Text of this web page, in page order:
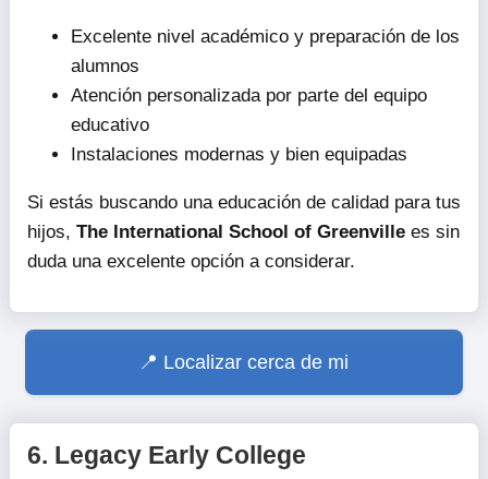
Excelente nivel académico y preparación de los
alumnos
Atención personalizada por parte del equipo
educativo
Instalaciones modernas y bien equipadas
Si estás buscando una educación de calidad para tus
hijos, The International School of Greenville es sin
duda una excelente opción a considerar.
Localizar cerca de mi
6. Legacy Early College